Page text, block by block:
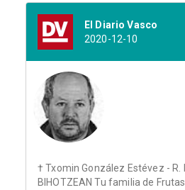
El Diario Vasco
2020-12-10
† Txomin González Estévez - R.
BIHOTZEAN Tu familia de